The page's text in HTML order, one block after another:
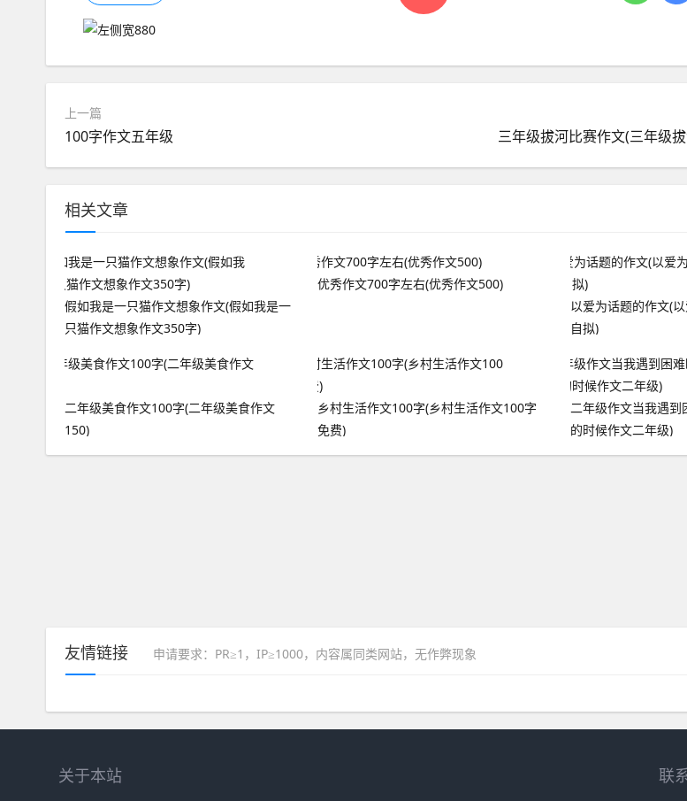
上一篇
100字作文五年级 三年级拔河比赛作文(三年级
相关文章
假如我是一只猫作文想象作文(假如我是一
只猫作文想象作文350字)
优秀作文700字左右(优秀作文500)
以爱为话题的作文(
自拟)
二年级美食作文100字(二年级美食作文
150)
乡村生活作文100字(乡村生活作文100字
免费)
二年级作文当我遇
的时候作文二年级)
友情链接 申请要求：PR≥1，IP≥1000，内容属同类网站，无作弊现象
关于本站 联